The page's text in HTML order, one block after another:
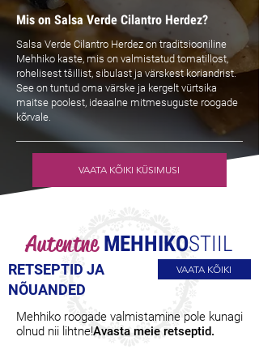
Mis on Salsa Verde Cilantro Herdez?
Salsa Verde Cilantro Herdez on traditsiooniline
Mehhiko kaste, mis on valmistatud tomatillost,
rohelisest tšillist, sibulast ja värskest koriandrist.
See on tuntud oma värske ja kergelt vürtsika
maitse poolest, ideaalne mitmesuguste roogade
kõrvale.
VAATA KÕIKI KÜSIMUSI
AutentneMEHHIKOSTIIL
RETSEPTID JA
NÕUANDED
VAATA KÕIKI
Mehhiko roogade valmistamine pole kunagi
olnud nii lihtne!Avasta meie retseptid.